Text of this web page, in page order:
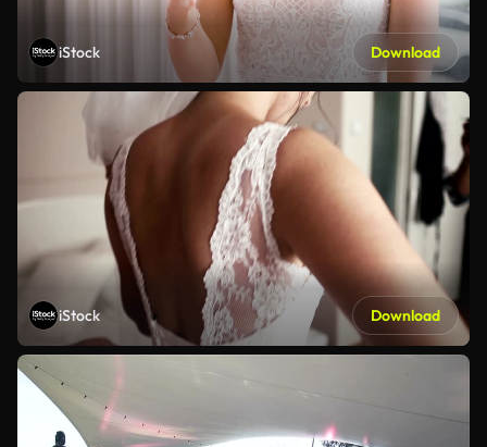
iStock Download
iStock Download